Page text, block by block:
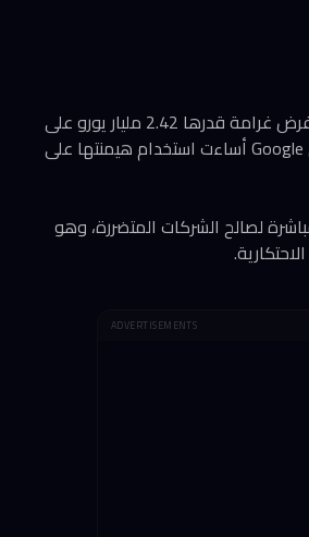
هذا الحكم لا يأتي من فراغ، بل يستند إلى قرار المفوضية الأوروبية عام 2017 الذي فرض غرامة قدرها 2.42 مليار يورو على
Google للسبب ذاته. آنذاك، أعلنت مارغريت فيستاغر، مفوضة المنافسة الأوروبية، أن Google أساءت استخدام هيمنتها على
لصالح الشركات المتضررة، وهو
ADVERTISEMENTS